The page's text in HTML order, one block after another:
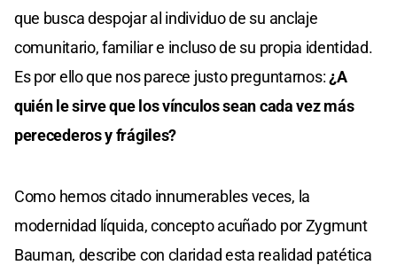
que busca despojar al individuo de su anclaje
comunitario, familiar e incluso de su propia identidad.
Es por ello que nos parece justo preguntarnos:¿A
quién le sirve que los vínculos sean cada vez más
perecederos y frágiles?
Como hemos citado innumerables veces, la
modernidad líquida, concepto acuñado por Zygmunt
Bauman, describe con claridad esta realidad patética